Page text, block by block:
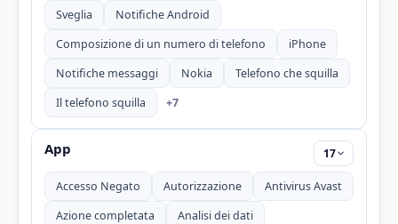
Sveglia
Notifiche Android
Composizione di un numero di telefono
iPhone
Notifiche messaggi
Nokia
Telefono che squilla
Il telefono squilla
+7
App
Accesso Negato Autorizzazione
Antivirus Avast
Azione completata
Analisi dei dati
17